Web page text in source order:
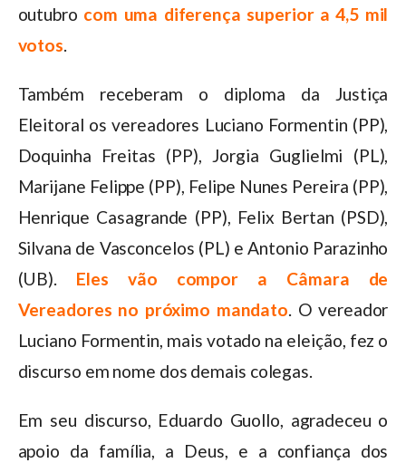
outubro com uma diferença superior a 4,5 mil
votos.
Também receberam o diploma da Justiça
Eleitoral os vereadores Luciano Formentin (PP),
Doquinha Freitas (PP), Jorgia Guglielmi (PL),
Marijane Felippe (PP), Felipe Nunes Pereira (PP),
Henrique Casagrande (PP), Felix Bertan (PSD),
Silvana de Vasconcelos (PL) e Antonio Parazinho
(UB). Eles vão compor a Câmara de
Vereadores no próximo mandato. O vereador
Luciano Formentin, mais votado na eleição, fez o
discurso em nome dos demais colegas.
Em seu discurso, Eduardo Guollo, agradeceu o
apoio da família, a Deus, e a confiança dos